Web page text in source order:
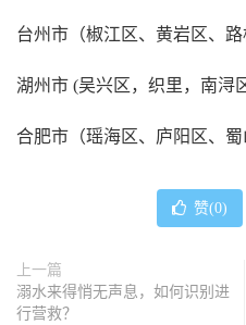
台州市（椒江区、黄岩区、路
湖州市 (吴兴区，织里，南浔
合肥市（瑶海区、庐阳区、
赞(0)
上一篇
溺水来得悄无声息，如何识别进
行营救？